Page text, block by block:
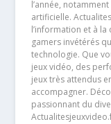
l’année,
artificielle.
l’information et à la
gamers invétérés
technologie. Que
jeux vidéo, des
jeux très attendus
accompagner.
passionnant du